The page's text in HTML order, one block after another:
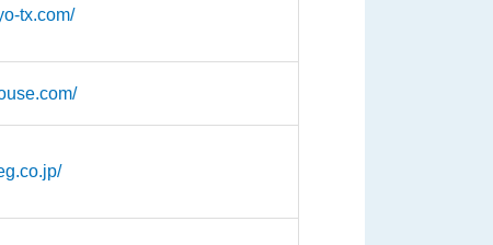
tx.com/